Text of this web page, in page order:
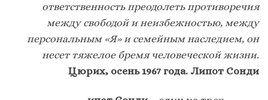
ответственность преодолеть противоречия
между свободой и неизбежностью, между
персональным «Я» и семейным наследием, он
несет тяжелое бремя человеческой жизни.
Цюрих, осень 1967 года. Липот Сонди